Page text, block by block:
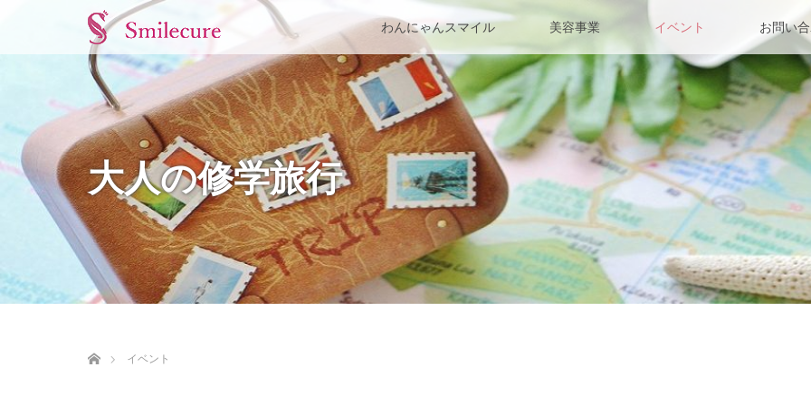
わんにゃんスマイル 美容事業 イベント お問い
大人の修学旅行
イベント